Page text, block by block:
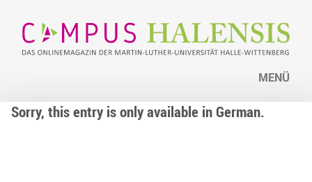
MENÜ
Sorry, this entry is only available in German.